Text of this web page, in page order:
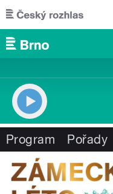
Přejít k hlavnímu obsahu
Program Pořady